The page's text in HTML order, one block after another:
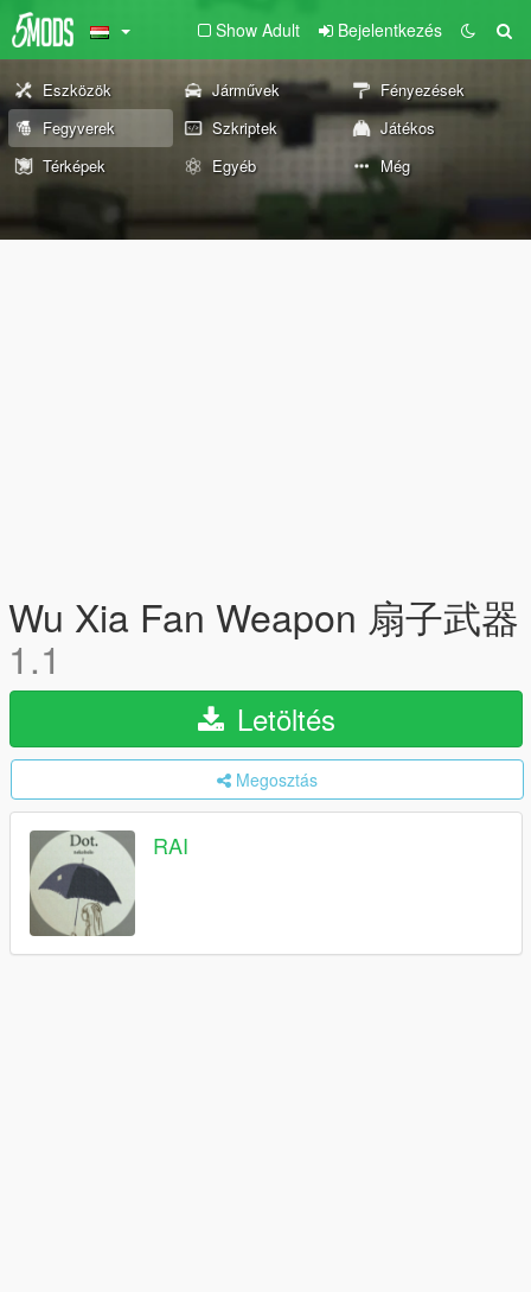
Show Adult Bejelentkezés
Eszközök Járművek
Fényezések
Fegyverek
Szkriptek
Játékos
Térképek
Egyéb Még
Wu Xia Fan Weapon 扇子武器
1.1
Letöltés
Megosztás
RAI